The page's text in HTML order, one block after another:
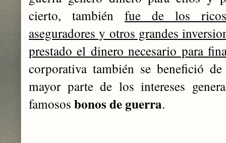
cierto, también fue de los ricos
aseguradores y otros grandes
prestado el dinero necesario para
corporativa también se benefició
mayor parte de los intereses
famosos bonos de guerra.